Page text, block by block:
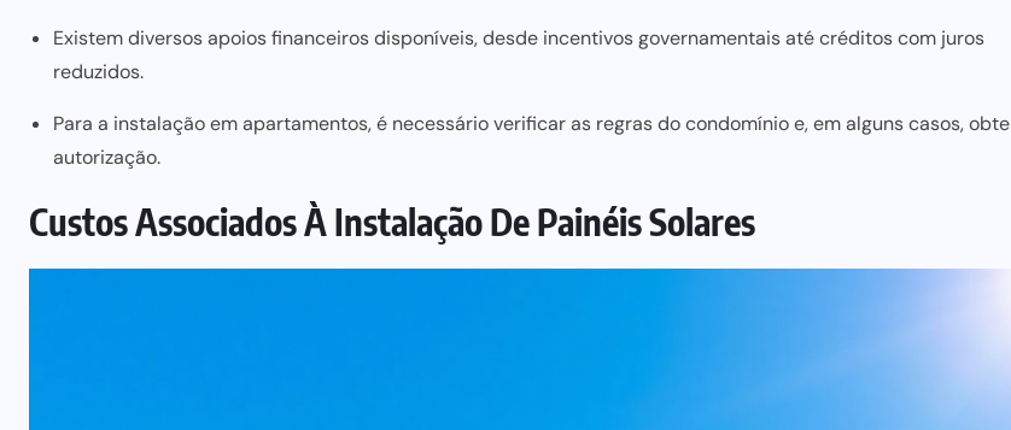
Existem diversos apoios financeiros disponíveis, desde incentivos governamentais até créditos com juros
reduzidos.
Para a instalação em apartamentos, é necessário verificar as regras do condomínio e, em alguns casos,
autorização.
Custos Associados À Instalação De Painéis Solares